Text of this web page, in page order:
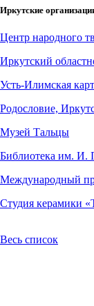
Иркутские
Центр народного
Иркутский
Усть-Илимская
Родословие,
Музей Тальцы
Библиотека им. И.
Международный
Студия керамики
Весь список